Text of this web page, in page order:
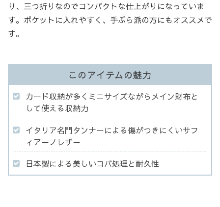
り、三つ折りなのでコンパクトな仕上がりになっていま
す。ポケットに入れやすく、手ぶら派の方にもオススメで
す。
このアイテムの魅力
カード収納が多くミニサイズながらメイン財布と
して使える収納力
イタリア名門タンナーによる傷がつきにくいサフ
ィアーノレザー
日本製による美しいコバ処理と耐久性